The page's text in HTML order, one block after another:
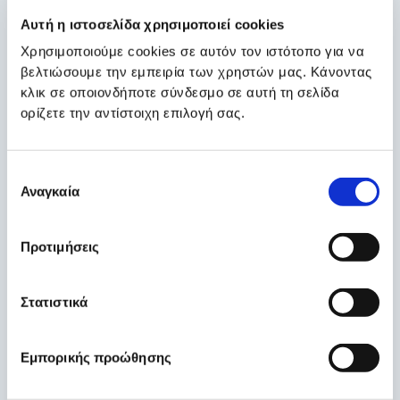
Αυτή η ιστοσελίδα χρησιμοποιεί cookies
Χρησιμοποιούμε cookies σε αυτόν τον ιστότοπο για να
βελτιώσουμε την εμπειρία των χρηστών μας. Κάνοντας
κλικ σε οποιονδήποτε σύνδεσμο σε αυτή τη σελίδα
ορίζετε την αντίστοιχη επιλογή σας.
συγκατάθεσης
Αναγκαία
Προτιμήσεις
Στατιστικά
Εμπορικής προώθησης
Καρδιολογική Εξέταση
Η εξέταση από καρδιολόγο περιλαμβάνει πλήρη
αξιολόγηση του ιατρικού ιστορικού, κλινική εξέταση και
καθοδήγηση για περαιτέρω διαγνωστικό έλεγχο ή
Euromedica
Έμπειροι και εξειδικευμένοι καρδιολόγοι
Κλείστε Ραντεβού για Καρδιολογικό Έλεγχο
Η έγκαιρη διάγνωση σώζει ζωές. Εμπιστευτείτε το